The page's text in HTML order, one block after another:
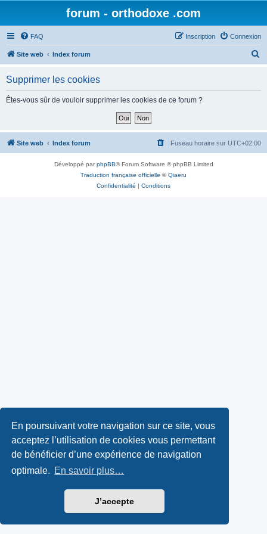
En poursuivant votre navigation sur ce site, vous
acceptez l’utilisation de cookies vous permettant
de bénéficier d’une expérience de navigation
optimale. En savoir plus…
J’accepte
forum - orthodoxe .com
FAQ Connexion
Inscription
Site web Index forum
h
Supprimer les cookies
Êtes-vous sûr de vouloir supprimer les cookies de ce forum ?
Site web Index forum Fuseau horaire sur UTC+02:00
Développé parphpBB® Forum Software © phpBB Limited
Traduction française officielle ©Qiaeru
Confidentialité | Conditions